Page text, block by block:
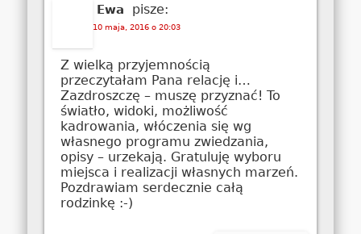
Ewa pisze:
10 maja, 2016 o 20:03
Z wielką przyjemnością
przeczytałam Pana relację i…
Zazdroszczę – muszę przyznać! To
światło, widoki, możliwość
kadrowania, włóczenia się wg
własnego programu zwiedzania,
opisy – urzekają. Gratuluję wyboru
miejsca i realizacji własnych marzeń.
Pozdrawiam serdecznie całą
rodzinkę :-)